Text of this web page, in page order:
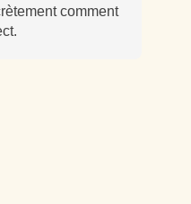
comment